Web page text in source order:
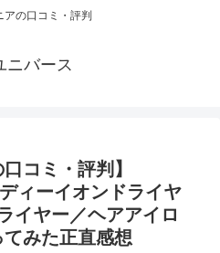
アの口コミ・評判
ニバース
コミ・評判】
ィーイオンドライヤ
イヤー／ヘアアイロ
みた正直感想